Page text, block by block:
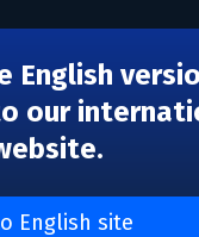
English
our
to English site